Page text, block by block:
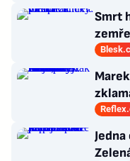
Smrt